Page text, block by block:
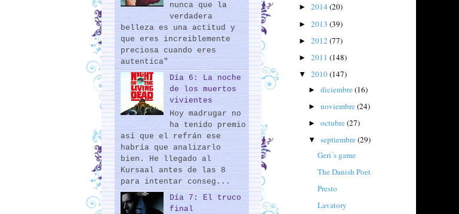
nunca que la
verdadera
belleza es una actitud y
que eres increiblemente
preciosa cuando eres
autentica"
Día 6: La noche
de los muertos
vivientes
Hoy madrugar no
ha tenido premio
así que el refrán ese
habría que analizarlo
bien. He llegado al
Kursaal antes de las 8
para intentar conseg...
Día 7: El truco
final
► 2014 (20)
► 2013 (39)
► 2012 (77)
► 2011 (148)
▼ 2010(147)
► diciembre(16)
► noviembre(24)
► octubre(27)
▼ septiembre(29)
Geri´s game
The Danish Poet
Presto
Lavatory